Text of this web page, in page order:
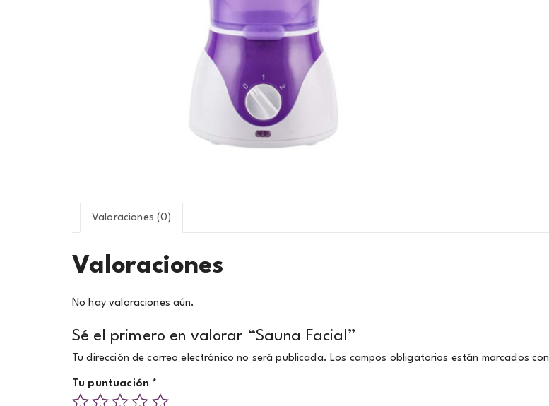
Valoraciones (0)
Valoraciones
No hay valoraciones aún.
Sé el primero en valorar “Sauna Facial”
Tu dirección de correo electrónico no será publicada. Los campos obligatorios están marcados con
Tu puntuación *